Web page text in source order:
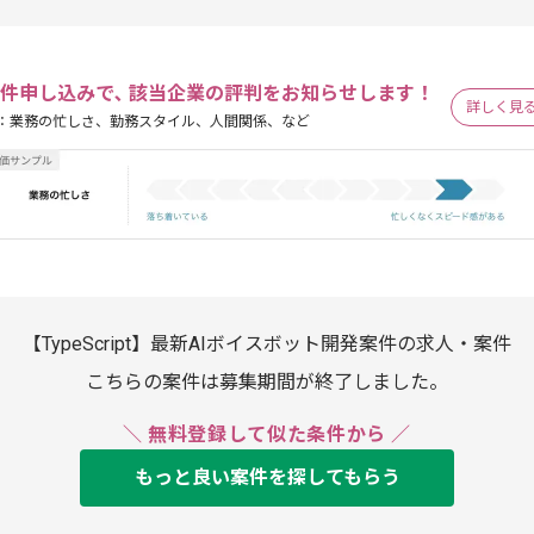
申し込みで､ 該当企業の評判をお知らせします！
業務の忙しさ、勤務スタイル、人間関係、など
詳しく見
【TypeScript】最新AIボイスボット開発案件の求人・案件
こちらの案件は募集期間が終了しました。
＼ 無料登録して似た条件から ／
もっと良い案件を探してもらう